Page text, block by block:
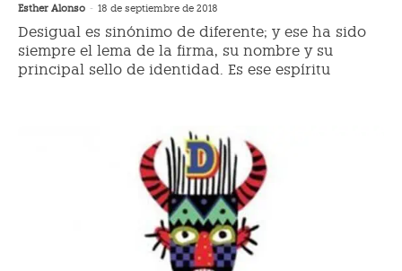
Esther Alonso - 18 de septiembre de 2018
Desigual es sinónimo de diferente; y ese ha sido
siempre el lema de la firma, su nombre y su
principal sello de identidad. Es ese espíritu